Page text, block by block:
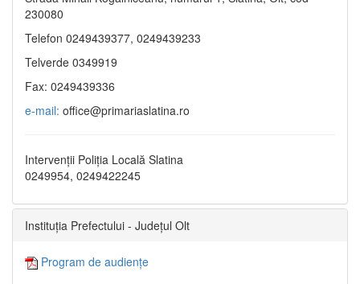
230080
Telefon 0249439377, 0249439233
Telverde 0349919
Fax: 0249439336
e-mail: office@primariaslatina.ro
Intervenții Poliția Locală Slatina
0249954, 0249422245
Instituția Prefectului - Județul Olt
Program de audiențe